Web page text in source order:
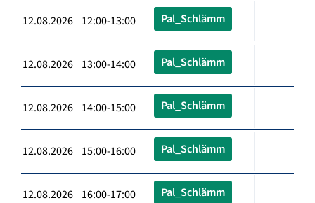
12.08.2026 12:00-13:00 Pal_Schlämm
12.08.2026 13:00-14:00 Pal_Schlämm
12.08.2026 14:00-15:00 Pal_Schlämm
12.08.2026 15:00-16:00 Pal_Schlämm
12.08.2026 16:00-17:00 Pal_Schlämm